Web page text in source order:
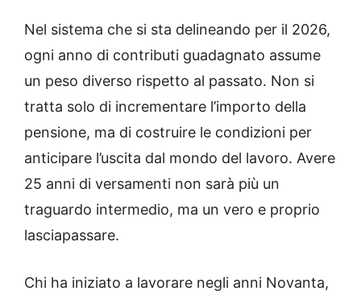
Nel sistema che si sta delineando per il 2026,
ogni anno di contributi guadagnato assume
un peso diverso rispetto al passato. Non si
tratta solo di incrementare l’importo della
pensione, ma di costruire le condizioni per
anticipare l’uscita dal mondo del lavoro. Avere
25 anni di versamenti non sarà più un
traguardo intermedio, ma un vero e proprio
lasciapassare.
Chi ha iniziato a lavorare negli anni Novanta,